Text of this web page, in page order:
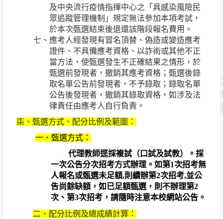
及中央流行疫情指揮中心之「具感染風險民
眾追蹤管理機制」規定無法參加本項考試，
於本次甄選結束後退還該階段報名費用。
七、應考人經發現有冒名頂替、偽造或變造應考
證件、不具備應考資格、以詐術或其他不正
當方法，使甄選發生不正確結果之情形，於
甄選前發現者，撤銷其應考資格；甄選後錄
取名單公告前發現者，不予錄取；錄取名單
公告後發現者，撤銷其錄取資格，如涉及法
律責任由應考人自行負責。
柒、甄選方式、配分比例及範圍：
一、甄選方式：
代理教師逕採複試（口試及試教）。採
一次公告分次招考方式辦理。如第1次招考無
人報名或甄選未足額,則續辦第2次招考,並公
告尚餘缺額，如已足額甄選，則不辦理第2
次、第3次招考，請隨時注意本校網站公告。
二、配分比例及總成績計算：